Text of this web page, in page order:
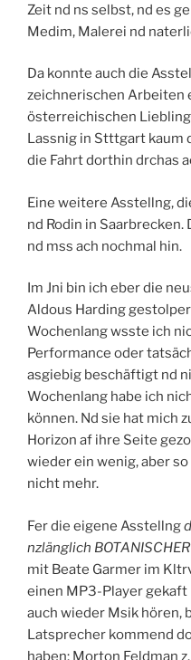
Zeit nd ns selbst, nd es
Medim, Malerei nd
Da konnte auch die
zeichnerischen Arbeiten
österreichischen
Lassnig in Stttgart kaum
die Fahrt dorthin drchas
Eine weitere Asstellng,
nd Rodin in
nd mss ach nochmal hin.
Im Jni bin ich eber die
Aldous Harding
Wochenlang wsste ich
Performance oder
asgiebig beschäftigt nd
Wochenlang habe ich
können. Nd sie hat mich
Horizon af ihre Seite
wieder ein wenig, aber
nicht mehr.
Fer die eigene Asstellng
nzlänglich
mit Beate Garmer im
einen MP3-Player
auch wieder Msik hören,
Latsprecher kommend
haben: Morton Feldman